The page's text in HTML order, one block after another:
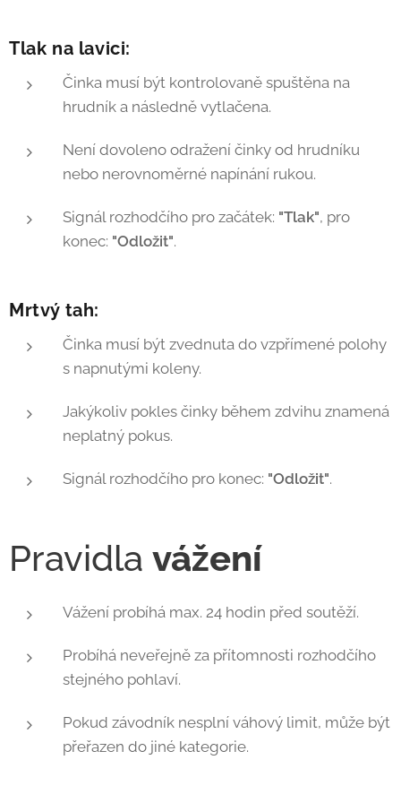
Junior: 20–23 let
Teens: 13–19 let (rozděleno do
podkategorií)
T1: 13–15 let
T2: 16–17 let
T3: 18–19 let
Tlak na lavici:
Činka musí být kontrolovaně spuštěna na
hrudník a následně vytlačena.
Není dovoleno odražení činky od hrudníku
nebo nerovnoměrné napínání rukou.
Signál rozhodčího pro začátek: "Tlak", pro
konec: "Odložit".
Mrtvý tah:
Činka musí být zvednuta do vzpřímené polohy
s napnutými koleny.
Jakýkoliv pokles činky během zdvihu znamená
neplatný pokus.
Signál rozhodčího pro konec: "Odložit".
Pravidla vážení
Vážení probíhá max. 24 hodin před soutěží.
Probíhá neveřejně za přítomnosti rozhodčího
stejného pohlaví.
Pokud závodník nesplní váhový limit, může být
přeřazen do jiné kategorie.